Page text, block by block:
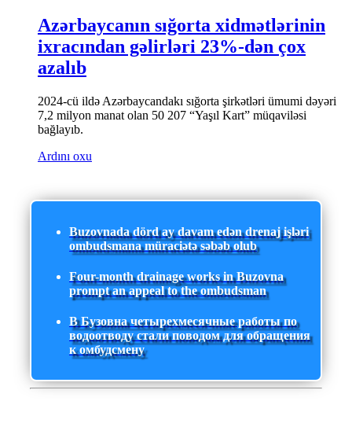
Azərbaycanın sığorta xidmətlərinin
ixracından gəlirləri 23%-dən çox
azalıb
2024-cü ildə Azərbaycandakı sığorta şirkətləri ümumi dəyəri
7,2 milyon manat olan 50 207 “Yaşıl Kart” müqaviləsi
bağlayıb.
Ardını oxu
Buzovnada dörd ay davam edən drenaj işləri
ombudsmana müraciətə səbəb olub
Four-month drainage works in Buzovna
prompt an appeal to the ombudsman
В Бузовна четырехмесячные работы по
водоотводу стали поводом для обращения
к омбудсмену